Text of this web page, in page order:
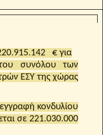
€ για
συνόλου των
ΕΣΥ της χώρας.
κονδυλίου
σε 221.030.000 €